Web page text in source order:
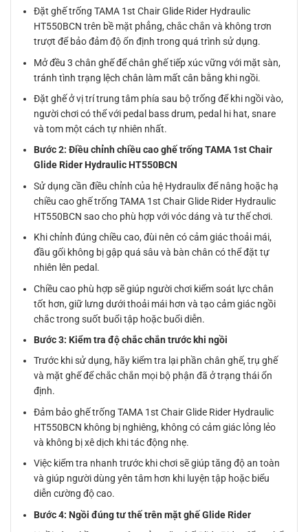
Đặt ghế trống TAMA 1st Chair Glide Rider Hydraulic
HT550BCN trên bề mặt phẳng, chắc chắn và không trơn
trượt để bảo đảm độ ổn định trong quá trình sử dụng.
Mở đều 3 chân ghế để chân ghế tiếp xúc vững với mặt sàn,
tránh tình trạng lệch chân làm mất cân bằng khi ngồi.
Đặt ghế ở vị trí trung tâm phía sau bộ trống để khi ngồi vào,
người chơi có thể với pedal bass drum, pedal hi hat, snare
và tom một cách tự nhiên nhất.
Bước 2: Điều chỉnh chiều cao ghế trống TAMA 1st Chair
Glide Rider Hydraulic HT550BCN
Sử dụng cần điều chỉnh của hệ Hydraulix để nâng hoặc hạ
chiều cao ghế trống TAMA 1st Chair Glide Rider Hydraulic
HT550BCN sao cho phù hợp với vóc dáng và tư thế chơi.
Khi chỉnh đúng chiều cao, đùi nên có cảm giác thoải mái,
đầu gối không bị gập quá sâu và bàn chân có thể đặt tự
nhiên lên pedal.
Chiều cao phù hợp sẽ giúp người chơi kiểm soát lực chân
tốt hơn, giữ lưng dưới thoải mái hơn và tạo cảm giác ngồi
chắc trong suốt buổi tập hoặc buổi diễn.
Bước 3: Kiểm tra độ chắc chắn trước khi ngồi
Trước khi sử dụng, hãy kiểm tra lại phần chân ghế, trụ ghế
và mặt ghế để chắc chắn mọi bộ phận đã ở trạng thái ổn
định.
Đảm bảo ghế trống TAMA 1st Chair Glide Rider Hydraulic
HT550BCN không bị nghiêng, không có cảm giác lỏng lẻo
và không bị xê dịch khi tác động nhẹ.
Việc kiểm tra nhanh trước khi chơi sẽ giúp tăng độ an toàn
và giúp người dùng yên tâm hơn khi luyện tập hoặc biểu
diễn cường độ cao.
Bước 4: Ngồi đúng tư thế trên mặt ghế Glide Rider